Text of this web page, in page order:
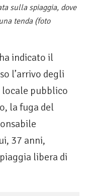
sulla spiaggia, dove
tenda (foto
indicato il
l’arrivo degli
locale pubblico
la fuga del
37 anni,
libera di